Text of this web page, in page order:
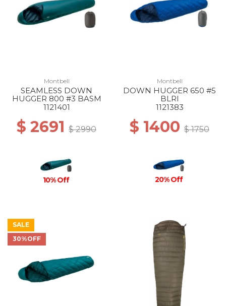
Montbell
SEAMLESS DOWN
HUGGER 800 #3 BASM
1121401
$ 2691 $ 2990
10% Off
Montbell
DOWN HUGGER 650 #5
BLRI
1121383
$ 1400 $ 1750
20% Off
SALE
30%OFF